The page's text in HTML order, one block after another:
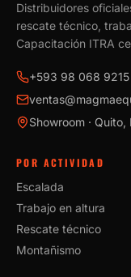
Distribuidores
rescate técnico,
Capacitación ITRA
+593 98 068 9215
Showroom · Quito,
POR ACTIVIDAD
Escalada
Trabajo en altura
Rescate técnico
Montañismo